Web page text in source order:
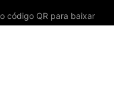
código QR para baixar
agora